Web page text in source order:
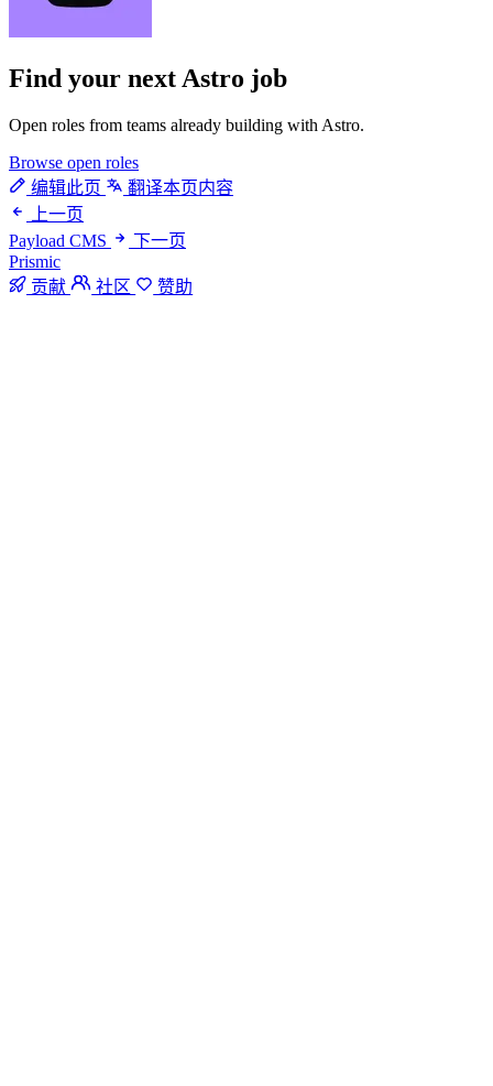
Find your next Astro job
Open roles from teams already building with Astro.
Browse open roles
编辑此页
翻译本页内容
上一页
Payload CMS
下一页
Prismic
贡献
社区 赞助